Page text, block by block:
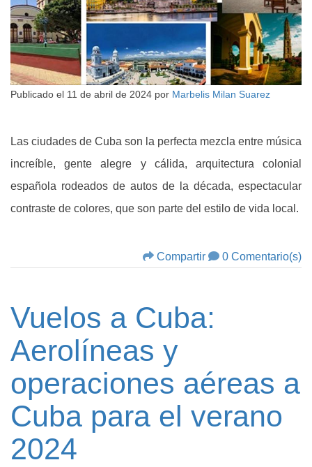
Publicado el 11 de abril de 2024 por Marbelis Milan Suarez
Las ciudades de Cuba son la perfecta mezcla entre música
increíble, gente alegre y cálida, arquitectura colonial
española rodeados de autos de la década, espectacular
contraste de colores, que son parte del estilo de vida local.
Compartir 0 Comentario(s)
Vuelos a Cuba:
Aerolíneas y
operaciones aéreas a
Cuba para el verano
2024